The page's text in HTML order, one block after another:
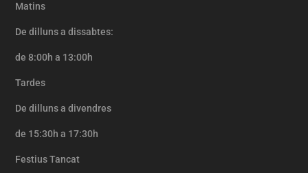
Matins
De dilluns a dissabtes:
de 8:00h a 13:00h
Tardes
De dilluns a divendres
de 15:30h a 17:30h
Festius Tancat